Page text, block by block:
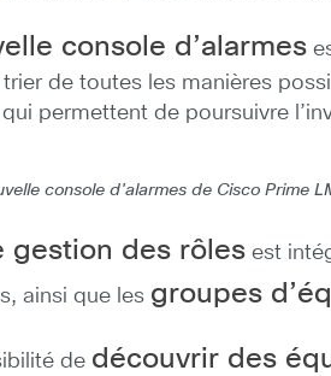
console d’alarmes
de toutes les manières
permettent de poursuivre
console d'alarmes de Cisco Prime
gestion des rôles est
ainsi que les groupes
de découvrir des